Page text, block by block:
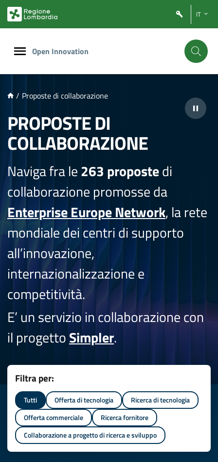
PRINCIPALE
IT
Open Innovation
/ Proposte di collaborazione
PROPOSTE DI
COLLABORAZIONE
Naviga fra le263 propostedi
collaborazione promosse da
Enterprise Europe Network, la rete
mondiale dei centri di supporto
all’innovazione,
internazionalizzazione e
competitività.
E’ un servizio in collaborazione con
il progettoSimpler.
Filtra per:
Tutti Offerta di tecnologia
Ricerca di tecnologia
Offerta commerciale
Ricerca fornitore
Collaborazione a progetto di ricerca e sviluppo